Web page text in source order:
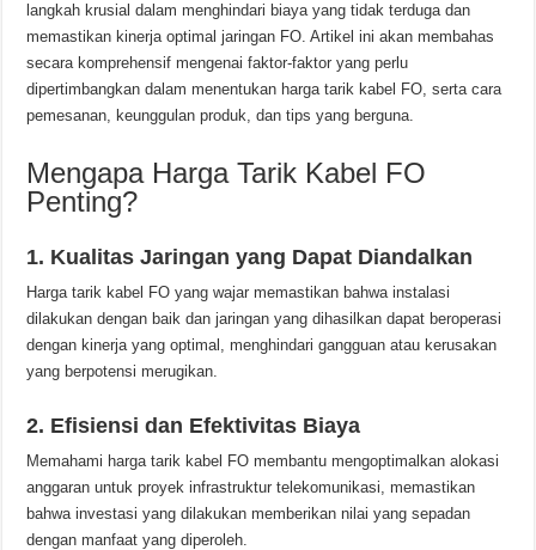
langkah krusial dalam menghindari biaya yang tidak terduga dan
memastikan kinerja optimal jaringan FO. Artikel ini akan membahas
secara komprehensif mengenai faktor-faktor yang perlu
dipertimbangkan dalam menentukan harga tarik kabel FO, serta cara
pemesanan, keunggulan produk, dan tips yang berguna.
Mengapa Harga Tarik Kabel FO
Penting?
1. Kualitas Jaringan yang Dapat Diandalkan
Harga tarik kabel FO yang wajar memastikan bahwa instalasi
dilakukan dengan baik dan jaringan yang dihasilkan dapat beroperasi
dengan kinerja yang optimal, menghindari gangguan atau kerusakan
yang berpotensi merugikan.
2. Efisiensi dan Efektivitas Biaya
Memahami harga tarik kabel FO membantu mengoptimalkan alokasi
anggaran untuk proyek infrastruktur telekomunikasi, memastikan
bahwa investasi yang dilakukan memberikan nilai yang sepadan
dengan manfaat yang diperoleh.